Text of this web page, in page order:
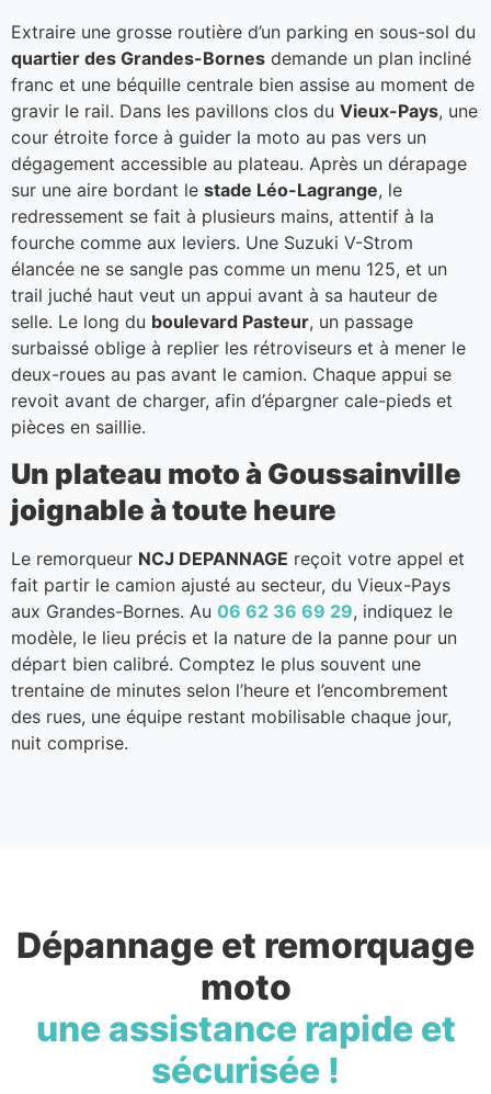
Extraire une grosse routière d’un parking en sous-sol du
quartier des Grandes-Bornes demande un plan incliné
franc et une béquille centrale bien assise au moment de
gravir le rail. Dans les pavillons clos du Vieux-Pays, une
cour étroite force à guider la moto au pas vers un
dégagement accessible au plateau. Après un dérapage
sur une aire bordant le stade Léo-Lagrange, le
redressement se fait à plusieurs mains, attentif à la
fourche comme aux leviers. Une Suzuki V-Strom
élancée ne se sangle pas comme un menu 125, et un
trail juché haut veut un appui avant à sa hauteur de
selle. Le long du boulevard Pasteur, un passage
surbaissé oblige à replier les rétroviseurs et à mener le
deux-roues au pas avant le camion. Chaque appui se
revoit avant de charger, afin d’épargner cale-pieds et
pièces en saillie.
Un plateau moto à Goussainville
joignable à toute heure
Le remorqueur NCJ DEPANNAGE reçoit votre appel et
fait partir le camion ajusté au secteur, du Vieux-Pays
aux Grandes-Bornes. Au 06 62 36 69 29, indiquez le
modèle, le lieu précis et la nature de la panne pour un
départ bien calibré. Comptez le plus souvent une
trentaine de minutes selon l’heure et l’encombrement
des rues, une équipe restant mobilisable chaque jour,
nuit comprise.
Dépannage et remorquage
moto
une assistance rapide et
sécurisée !